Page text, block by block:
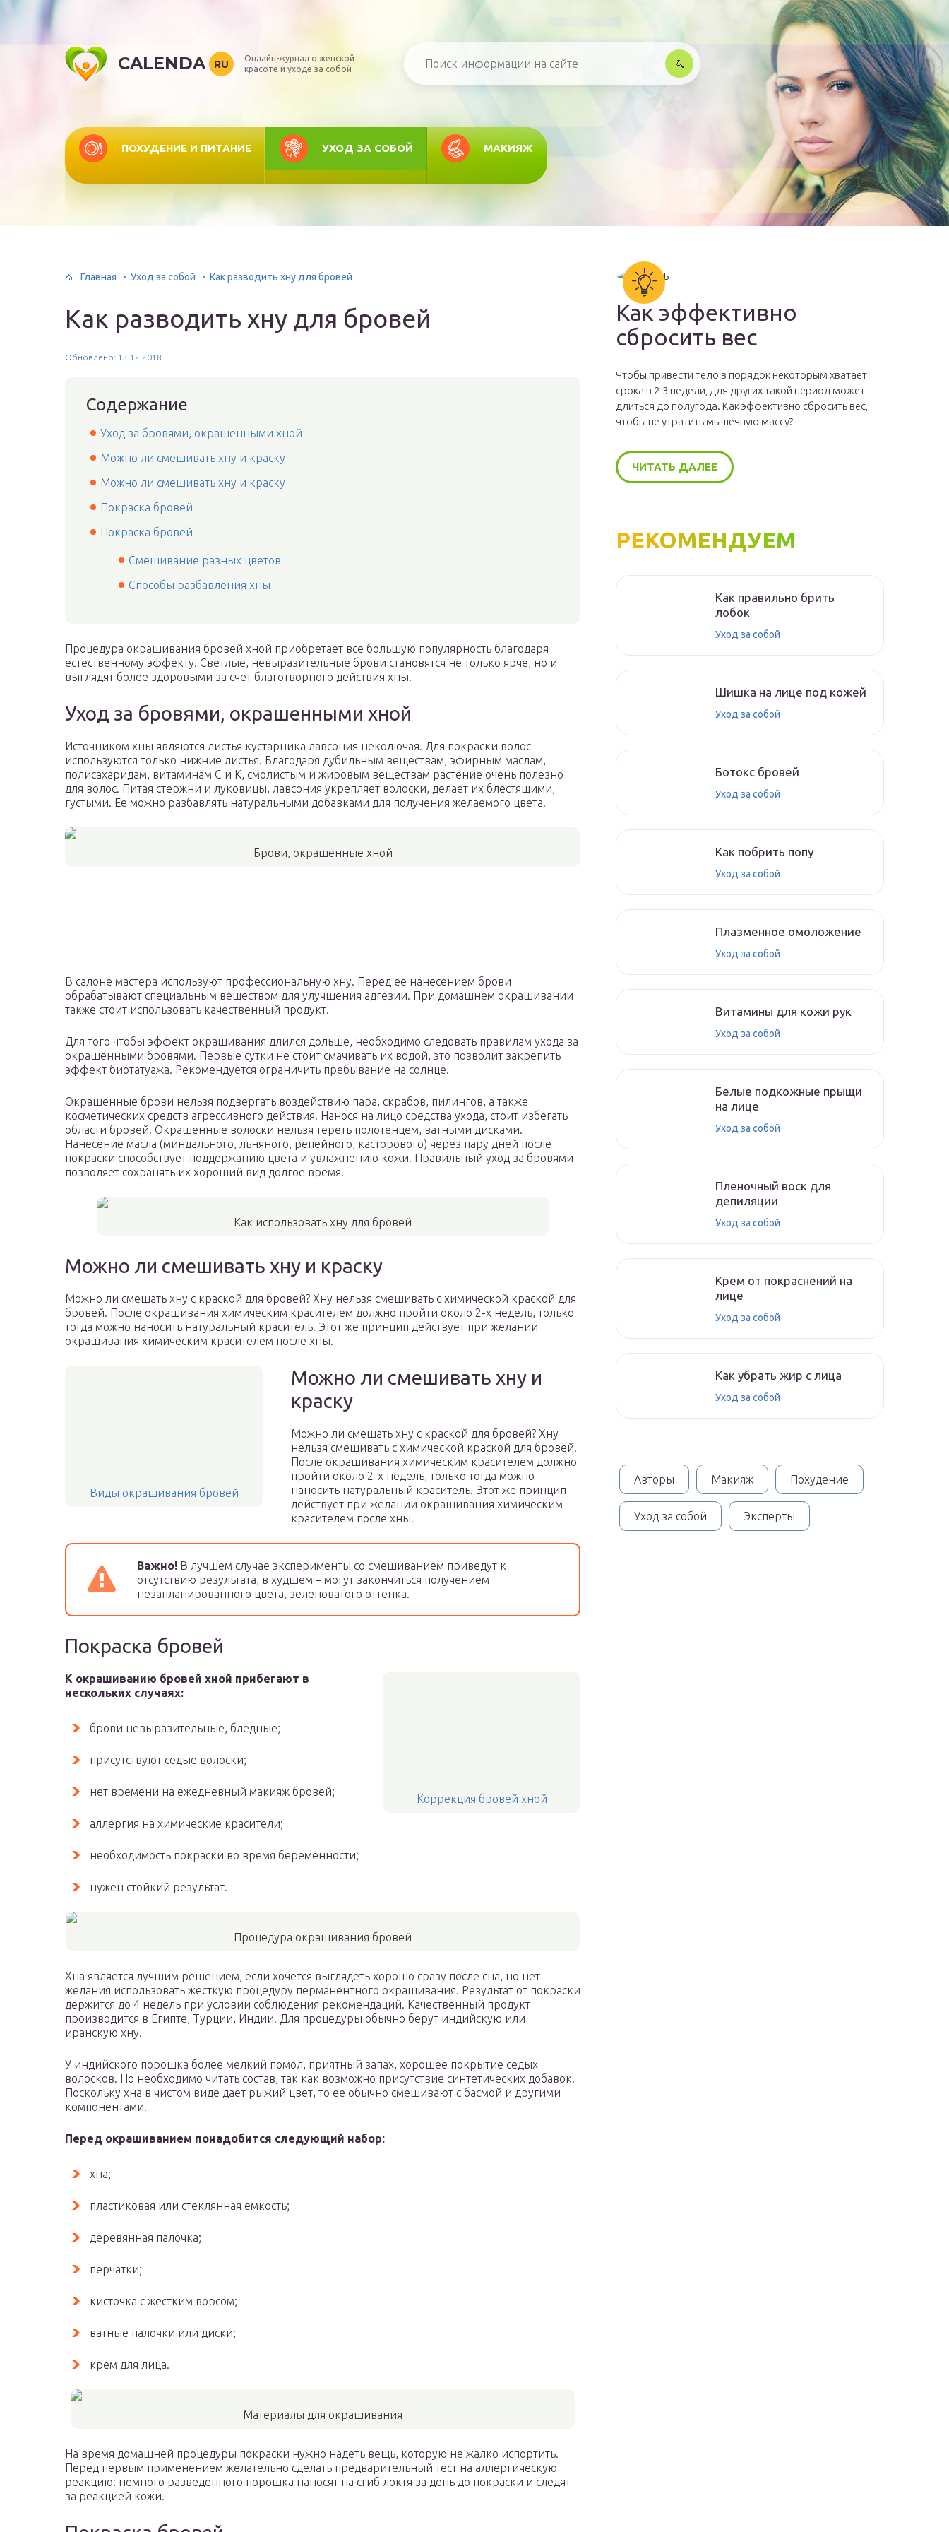
CALENDA RU
Онлайн-журнал о женской
красоте и уходе за собой
ПОХУДЕНИЕ И ПИТАНИЕ УХОД ЗА СОБОЙ МАКИЯЖ
Главная Уход за собой Как разводить хну для бровей
Как разводить хну для бровей
Обновлено: 13.12.2018
Содержание
Уход за бровями, окрашенными хной
Можно ли смешивать хну и краску
Можно ли смешивать хну и краску
Покраска бровей
Покраска бровей
Смешивание разных цветов
Способы разбавления хны
Процедура окрашивания бровей хной приобретает все большую популярность благодаря
естественному эффекту. Светлые, невыразительные брови становятся не только ярче, но и
выглядят более здоровыми за счет благотворного действия хны.
Уход за бровями, окрашенными хной
Источником хны являются листья кустарника лавсония неколючая. Для покраски волос
используются только нижние листья. Благодаря дубильным веществам, эфирным маслам,
полисахаридам, витаминам C и K, смолистым и жировым веществам растение очень полезно
для волос. Питая стержни и луковицы, лавсония укрепляет волоски, делает их блестящими,
густыми. Ее можно разбавлять натуральными добавками для получения желаемого цвета.
Брови, окрашенные хной
В салоне мастера используют профессиональную хну. Перед ее нанесением брови
обрабатывают специальным веществом для улучшения адгезии. При домашнем окрашивании
также стоит использовать качественный продукт.
Для того чтобы эффект окрашивания длился дольше, необходимо следовать правилам ухода за
окрашенными бровями. Первые сутки не стоит смачивать их водой, это позволит закрепить
эффект биотатуажа. Рекомендуется ограничить пребывание на солнце.
Окрашенные брови нельзя подвергать воздействию пара, скрабов, пилингов, а также
косметических средств агрессивного действия. Нанося на лицо средства ухода, стоит избегать
области бровей. Окрашенные волоски нельзя тереть полотенцем, ватными дисками.
Нанесение масла (миндального, льняного, репейного, касторового) через пару дней после
покраски способствует поддержанию цвета и увлажнению кожи. Правильный уход за бровями
позволяет сохранять их хороший вид долгое время.
Как использовать хну для бровей
Можно ли смешивать хну и краску
Можно ли смешать хну с краской для бровей? Хну нельзя смешивать с химической краской для
бровей. После окрашивания химическим красителем должно пройти около 2-х недель, только
тогда можно наносить натуральный краситель. Этот же принцип действует при желании
окрашивания химическим красителем после хны.
Виды окрашивания бровей
Можно ли смешивать хну и
краску
Можно ли смешать хну с краской для бровей? Хну
нельзя смешивать с химической краской для бровей.
После окрашивания химическим красителем должно
пройти около 2-х недель, только тогда можно
наносить натуральный краситель. Этот же принцип
действует при желании окрашивания химическим
красителем после хны.
Важно! В лучшем случае эксперименты со смешиванием приведут к
отсутствию результата, в худшем – могут закончиться получением
незапланированного цвета, зеленоватого оттенка.
Покраска бровей
Коррекция бровей хной
К окрашиванию бровей хной прибегают в
нескольких случаях:
брови невыразительные, бледные;
присутствуют седые волоски;
нет времени на ежедневный макияж бровей;
аллергия на химические красители;
необходимость покраски во время беременности;
нужен стойкий результат.
Процедура окрашивания бровей
Хна является лучшим решением, если хочется выглядеть хорошо сразу после сна, но нет
желания использовать жесткую процедуру перманентного окрашивания. Результат от покраски
держится до 4 недель при условии соблюдения рекомендаций. Качественный продукт
производится в Египте, Турции, Индии. Для процедуры обычно берут индийскую или
иранскую хну.
У индийского порошка более мелкий помол, приятный запах, хорошее покрытие седых
волосков. Но необходимо читать состав, так как возможно присутствие синтетических добавок.
Поскольку хна в чистом виде дает рыжий цвет, то ее обычно смешивают с басмой и другими
компонентами.
Перед окрашиванием понадобится следующий набор:
хна;
пластиковая или стеклянная емкость;
деревянная палочка;
перчатки;
кисточка с жестким ворсом;
ватные палочки или диски;
крем для лица.
Материалы для окрашивания
На время домашней процедуры покраски нужно надеть вещь, которую не жалко испортить.
Перед первым применением желательно сделать предварительный тест на аллергическую
реакцию: немного разведенного порошка наносят на сгиб локтя за день до покраски и следят
за реакцией кожи.
Как эффективно
сбросить вес
Чтобы привести тело в порядок некоторым хватает
срока в 2-3 недели, для других такой период может
длиться до полугода. Как эффективно сбросить вес,
чтобы не утратить мышечную массу?
ЧИТАТЬ ДАЛЕЕ
РЕКОМЕНДУЕМ
Как правильно брить
лобок
Уход за собой
Шишка на лице под кожей
Уход за собой
Ботокс бровей
Уход за собой
Как побрить попу
Уход за собой
Плазменное омоложение
Уход за собой
Витамины для кожи рук
Уход за собой
Белые подкожные прыщи
на лице
Уход за собой
Пленочный воск для
депиляции
Уход за собой
Крем от покраснений на
лице
Уход за собой
Как убрать жир с лица
Уход за собой
Авторы Макияж Похудение
Уход за собой Эксперты